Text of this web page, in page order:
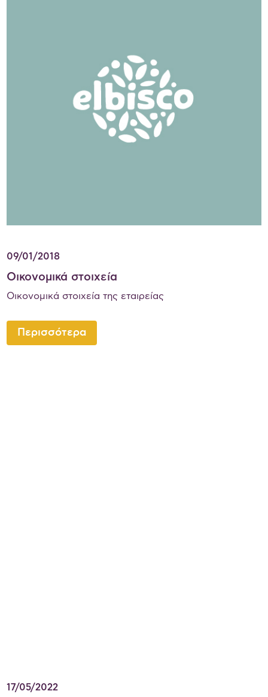
09/01/2018
Οικονομικά στοιχεία
Οικονομικά στοιχεία της εταιρείας
Περισσότερα
17/05/2022